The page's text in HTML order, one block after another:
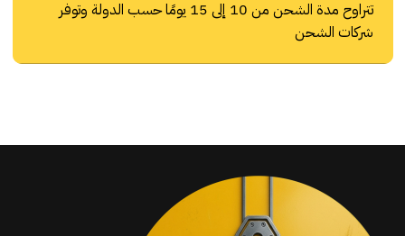
تتراوح مدة الشحن من 10 إلى 15 يومًا حسب الدولة وتوفر
شركات الشحن